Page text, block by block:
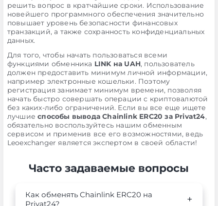
решить вопрос в кратчайшие сроки. Использование
новейшего программного обеспечения значительно
повышает уровень безопасности финансовых
транзакций, а также сохранность конфиденциальных
данных.
Для того, чтобы начать пользоваться всеми
функциями обменника LINK на UAH, пользователь
должен предоставить минимум личной информации,
например электронные кошельки. Поэтому
регистрация занимает минимум времени, позволяя
начать быстро совершать операции с криптовалютой
без каких-либо ограничений. Если вы все еще ищете
лучшиеспособы вывода Chainlink ERC20 за Privat24,
обязательно воспользуйтесь нашим обменным
сервисом и применив все его возможностями, ведь
Leoexchanger является экспертом в своей области!
Часто задаваемые вопросы
Как обменять Chainlink ERC20 на
Privat24?